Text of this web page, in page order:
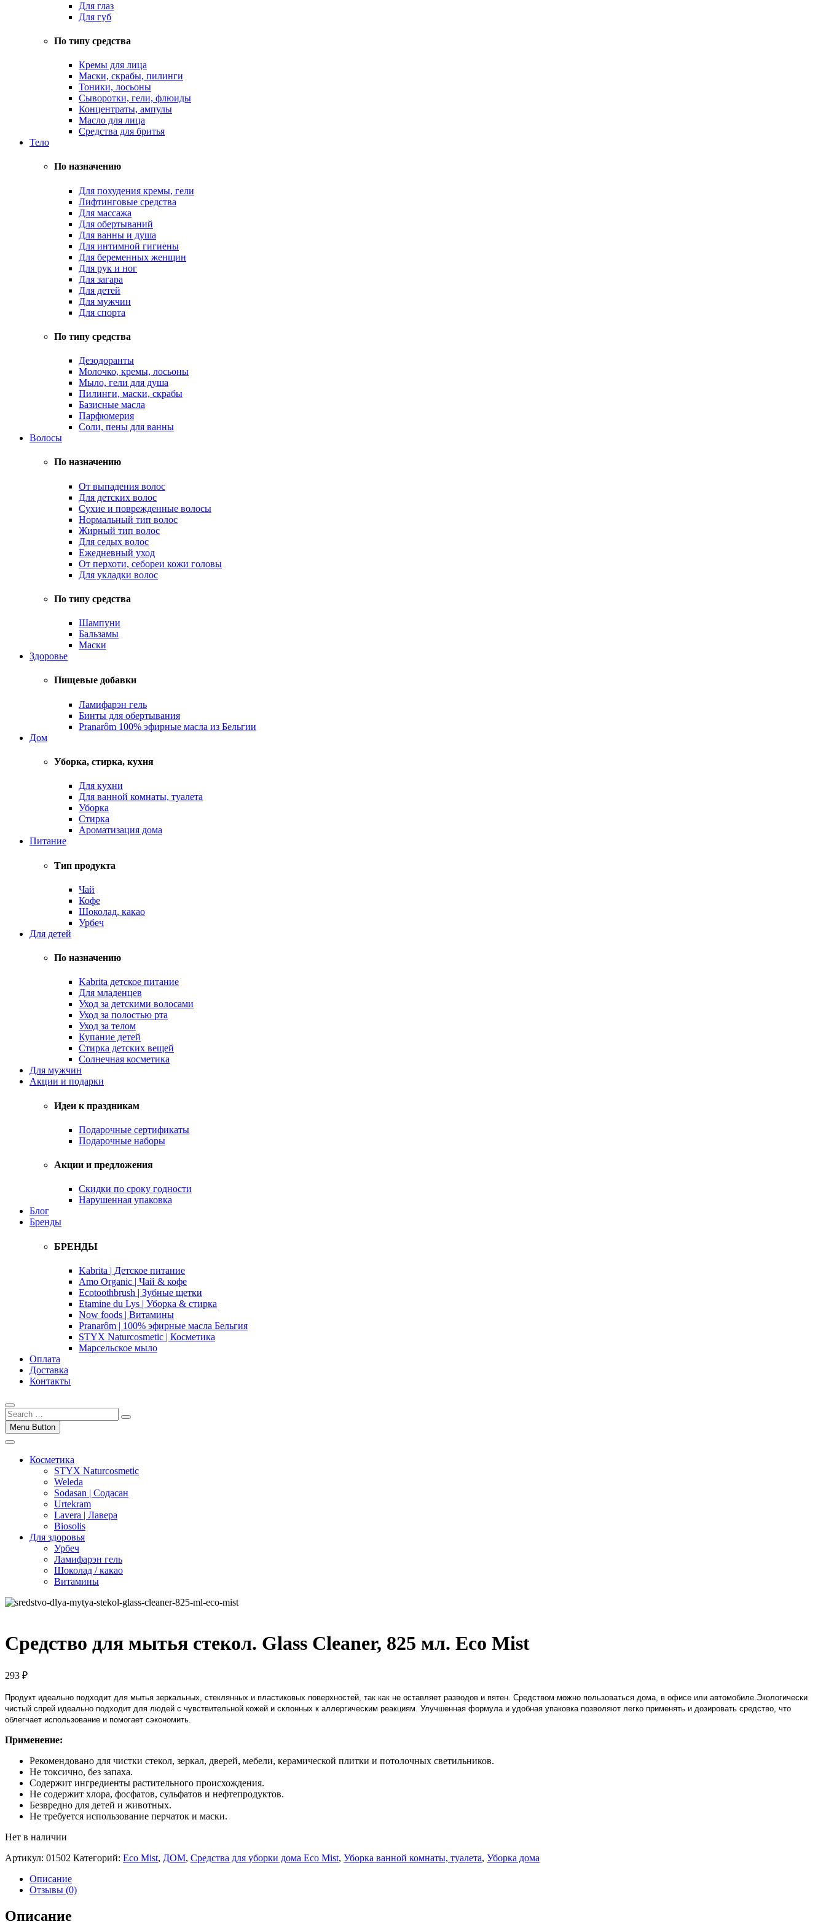
Для глаз
Для губ
По типу средства
Кремы для лица
Маски, скрабы, пилинги
Тоники, лосьоны
Сыворотки, гели, флюиды
Концентраты, ампулы
Масло для лица
Средства для бритья
Тело
По назначению
Для похудения кремы, гели
Лифтинговые средства
Для массажа
Для обертываний
Для ванны и душа
Для интимной гигиены
Для беременных женщин
Для рук и ног
Для загара
Для детей
Для мужчин
Для спорта
По типу средства
Дезодоранты
Молочко, кремы, лосьоны
Мыло, гели для душа
Пилинги, маски, скрабы
Базисные масла
Парфюмерия
Соли, пены для ванны
Волосы
По назначению
От выпадения волос
Для детских волос
Сухие и поврежденные волосы
Нормальный тип волос
Жирный тип волос
Для седых волос
Ежедневный уход
От перхоти, себореи кожи головы
Для укладки волос
По типу средства
Шампуни
Бальзамы
Маски
Здоровье
Пищевые добавки
Ламифарэн гель
Бинты для обертывания
Pranarôm 100% эфирные масла из Бельгии
Дом
Уборка, стирка, кухня
Для кухни
Для ванной комнаты, туалета
Уборка
Стирка
Ароматизация дома
Питание
Тип продукта
Чай
Кофе
Шоколад, какао
Урбеч
Для детей
По назначению
Kabrita детское питание
Для младенцев
Уход за детскими волосами
Уход за полостью рта
Уход за телом
Купание детей
Стирка детских вещей
Солнечная косметика
Для мужчин
Акции и подарки
Идеи к праздникам
Подарочные сертификаты
Подарочные наборы
Акции и предложения
Скидки по сроку годности
Нарушенная упаковка
Блог
Бренды
БРЕНДЫ
Kabrita | Детское питание
Amo Organic | Чай & кофе
Ecotoothbrush | Зубные щетки
Etamine du Lys | Уборка & стирка
Now foods | Витамины
Pranarôm | 100% эфирные масла Бельгия
STYX Naturcosmetic | Косметика
Марсельское мыло
Оплата
Доставка
Контакты
Menu Button
Косметика
STYX Naturcosmetic
Weleda
Sodasan | Содасан
Urtekram
Lavera | Лавера
Biosolis
Для здоровья
Урбеч
Ламифарэн гель
Шоколад / какао
Витамины
Средство для мытья стекол. Glass Cleaner, 825 мл. Eco Mist
293 ₽
Продукт идеально подходит для мытья зеркальных, стеклянных и пластиковых поверхностей, так как не оставляет разводов и пятен. Средством можно пользоваться дома, в офисе или автомобиле. Экологически
чистый спрей идеально подходит для людей с чувствительной кожей и склонных к аллергическим реакциям. Улучшенная формула и удобная упаковка позволяют легко применять и дозировать средство, что
облегчает использование и помогает сэкономить.
Применение:
Рекомендовано для чистки стекол, зеркал, дверей, мебели, керамической плитки и потолочных светильников.
Не токсично, без запаха.
Содержит ингредиенты растительного происхождения.
Не содержит хлора, фосфатов, сульфатов и нефтепродуктов.
Безвредно для детей и животных.
Не требуется использование перчаток и маски.
Нет в наличии
Артикул: 01502 Категорий: Eco Mist, ДОМ, Средства для уборки дома Eco Mist, Уборка ванной комнаты, туалета, Уборка дома
Описание
Отзывы (0)
Описание